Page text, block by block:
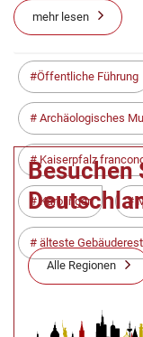
mehr lesen
Öffentliche Führung
Archäologisches
Kaiserpfalz
Karolinger
älteste
Besuchen
Alle Regionen